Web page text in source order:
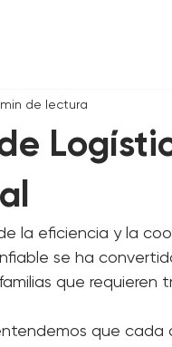
min de lectura
la eficiencia y la
se ha